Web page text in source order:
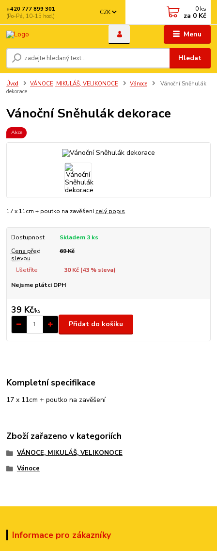
Menu
CZK
Hledat
+420 777 899 301
(Po-Pá, 10-15 hod.)
0 ks
za 0 Kč
Úvod VÁNOCE, MIKULÁŠ, VELIKONOCE Vánoce
Vánoční Sněhulák
dekorace
Vánoční Sněhulák dekorace
Akce
17 x 11cm + poutko na zavěšenícelý popis
Dostupnost
Skladem 3 ks
Cena před
slevou
69 Kč
Ušetříte 30 Kč (43% sleva)
Nejsme plátci DPH
39 Kč/ks
Přidat do košíku
Kompletní specifikace
17 x 11cm + poutko na zavěšení
Zboží zařazeno v kategoriích
VÁNOCE, MIKULÁŠ, VELIKONOCE
Vánoce
Informace pro zákazníky